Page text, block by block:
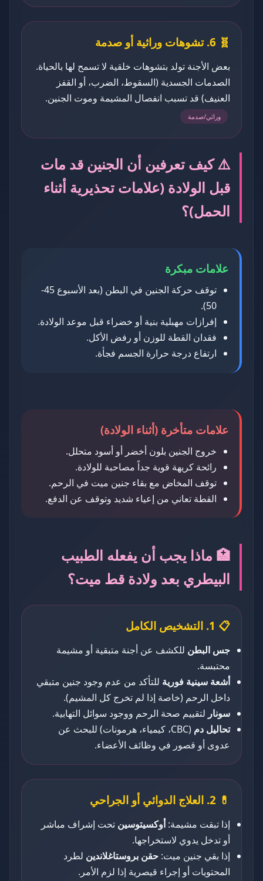
🧬 6. تشوهات وراثية أو صدمة
بعض الأجنة تولد بتشوهات خلقية لا تسمح لها بالحياة.
الصدمات الجسدية (السقوط، الضرب، أو القفز
العنيف) قد تسبب انفصال المشيمة وموت الجنين.
وراثي/صدمة
⚠️ كيف تعرفين أن الجنين قد مات
قبل الولادة (علامات تحذيرية أثناء
الحمل)؟
علامات مبكرة
توقف حركة الجنين في البطن (بعد الأسبوع 45-
50).
إفرازات مهبلية بنية أو خضراء قبل موعد الولادة.
فقدان القطة للوزن أو رفض الأكل.
ارتفاع درجة حرارة الجسم فجأة.
علامات متأخرة (أثناء الولادة)
خروج الجنين بلون أخضر أو أسود متحلل.
رائحة كريهة قوية جداً مصاحبة للولادة.
توقف المخاض مع بقاء جنين ميت في الرحم.
القطة تعاني من إعياء شديد وتوقف عن الدفع.
🏥 ماذا يجب أن يفعله الطبيب
البيطري بعد ولادة قط ميت؟
📋 1. التشخيص الكامل
جس البطن للكشف عن أجنة متبقية أو مشيمة
محتبسة.
أشعة سينية فورية للتأكد من عدم وجود جنين متبقي
داخل الرحم (خاصة إذا لم تخرج كل المشيم).
سونار لتقييم صحة الرحم ووجود سوائل التهابية.
تحاليل دم
(CBC، كيمياء، هرمونات) للبحث عن
عدوى أو قصور في وظائف الأعضاء.
💊 2. العلاج الدوائي أو الجراحي
إذا تبقت مشيمة:أوكسيتوسين تحت إشراف مباشر
أو تدخل يدوي لاستخراجها.
إذا بقي جنين ميت:حقن بروستاغلاندين لطرد
المحتويات أو إجراء قيصرية إذا لزم الأمر.